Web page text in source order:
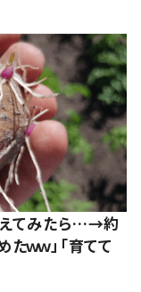
えてみたら…→約
ｗｗ」「育てて